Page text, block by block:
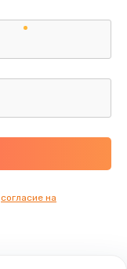
согласие на